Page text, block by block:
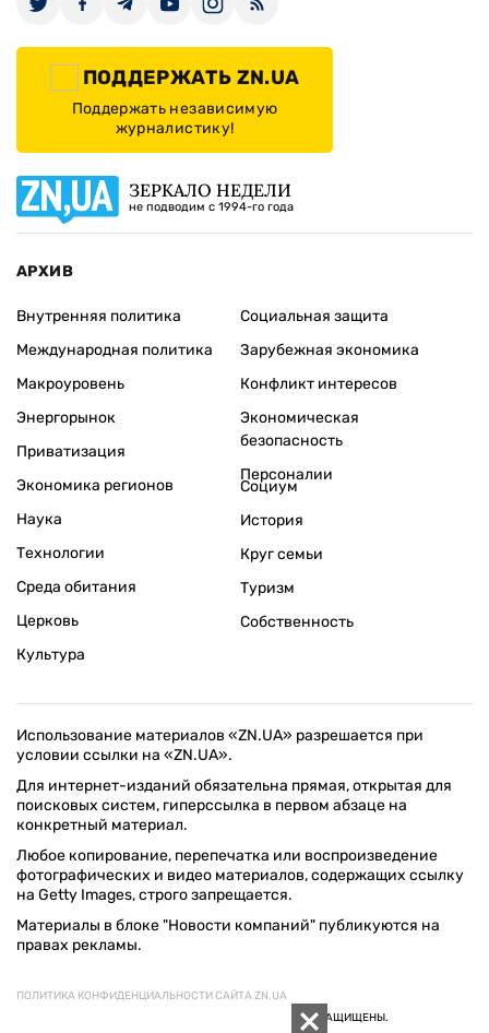
ПОДДЕРЖАТЬ ZN.UA
Поддержать независимую
журналистику!
ЗЕРКАЛО НЕДЕЛИ
не подводим с 1994-го года
АРХИВ
Внутренняя политика
Международная политика
Макроуровень
Энергорынок
Приватизация
Экономика регионов
Социальная защита
Зарубежная экономика
Конфликт интересов
Экономическая
безопасность
Персоналии
Наука
Технологии
Среда обитания
Церковь
Культура
Социум
История
Круг семьи
Туризм
Собственность
Использование материалов «ZN.UA» разрешается при
условии ссылки на «ZN.UA».
Для интернет-изданий обязательна прямая, открытая для
поисковых систем, гиперссылка в первом абзаце на
конкретный материал.
Любое копирование, перепечатка или воспроизведение
фотографических и видео материалов, содержащих ссылку
на Getty Images, строго запрещается.
Материалы в блоке "Новости компаний" публикуются на
правах рекламы.
ПОЛИТИКА КОНФИДЕНЦИАЛЬНОСТИ САЙТА ZN.UA
© 1994–2026 «ЗЕРКАЛО НЕДЕЛИ. УКРАИНА». ВСЕ ПРАВА ЗАЩИЩЕНЫ.